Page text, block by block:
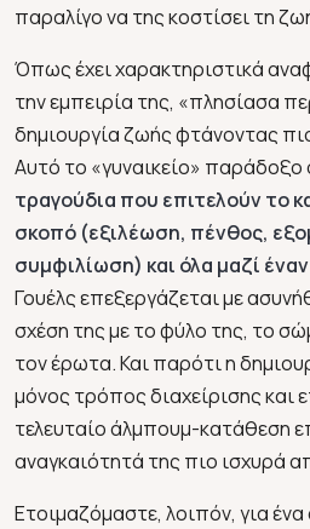
παραλίγο να της κοστίσει τη
Όπως έχει χαρακτηριστικά
την εμπειρία της, «πλησίασα
δημιουργία ζωής φτάνοντας
Αυτό το «γυναικείο» παράδοξο
τραγούδια που επιτελούν το
σκοπό (εξιλέωση, πένθος,
συμφιλίωση) και όλα μαζί
Γουέλς επεξεργάζεται με
σχέση της με το φύλο της, το
τον έρωτα. Και παρότι η
μόνος τρόπος διαχείρισης και
τελευταίο άλμπουμ-κατάθεση
αναγκαιότητά της πιο ισχυρά
Ετοιμαζόμαστε, λοιπόν, για